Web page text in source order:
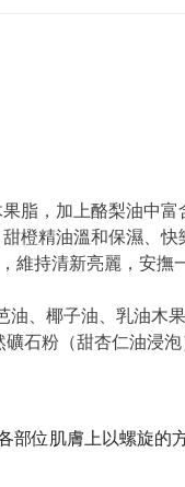
脂，加上酪梨油中
橙精油溫和保濕、
維持清新亮麗，安撫
、椰子油、乳油木
石粉（甜杏仁油浸泡
部位肌膚上以螺旋的